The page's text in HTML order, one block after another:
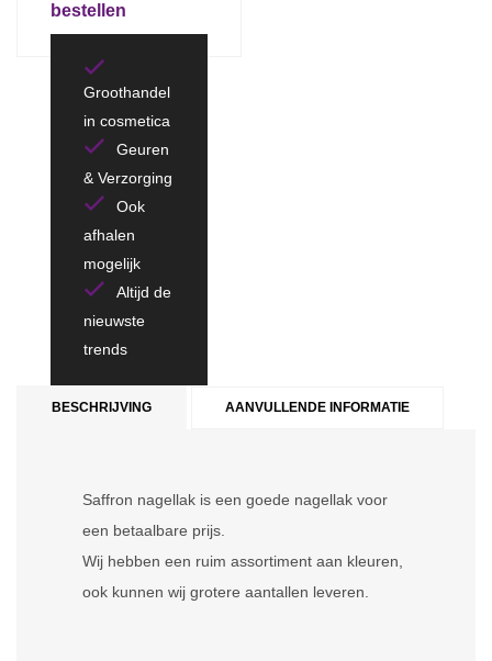
bestellen
Groothandel
in cosmetica
Geuren
& Verzorging
Ook
afhalen
mogelijk
Altijd de
nieuwste
trends
BESCHRIJVING AANVULLENDE INFORMATIE
Saffron nagellak is een goede nagellak voor
een betaalbare prijs.
Wij hebben een ruim assortiment aan kleuren,
ook kunnen wij grotere aantallen leveren.